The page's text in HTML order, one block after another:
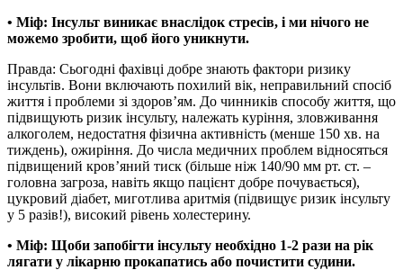
• Міф: Інсульт виникає внаслідок стресів, і ми нічого не
можемо зробити, щоб його уникнути.
Правда: Сьогодні фахівці добре знають фактори ризику
інсультів. Вони включають похилий вік, неправильний спосіб
життя і проблеми зі здоров’ям. До чинників способу життя, що
підвищують ризик інсульту, належать куріння, зловживання
алкоголем, недостатня фізична активність (менше 150 хв. на
тиждень), ожиріння. До числа медичних проблем відносяться
підвищений кров’яний тиск (більше ніж 140/90 мм рт. ст. –
головна загроза, навіть якщо пацієнт добре почувається),
цукровий діабет, миготлива аритмія (підвищує ризик інсульту
у 5 разів!), високий рівень холестерину.
• Міф: Щоби запобігти інсульту необхідно 1-2 рази на рік
лягати у лікарню прокапатись або почистити судини.